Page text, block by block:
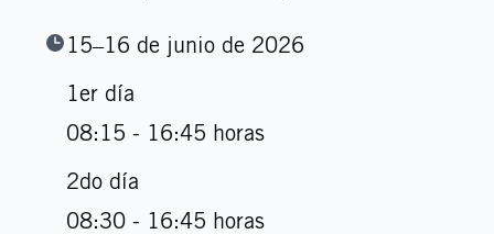
15–16 de junio de 2026
1er día
08:15 - 16:45 horas
2do día
08:30 - 16:45 horas